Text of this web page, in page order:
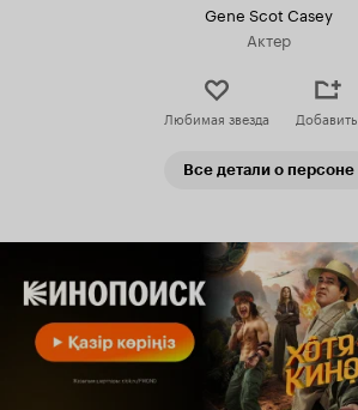
Gene Scot Casey
Актер
Любимая звезда Добавить
Все детали о персоне